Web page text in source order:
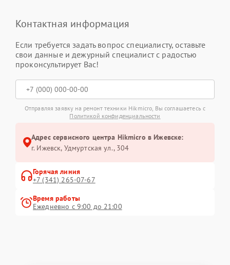
Контактная информация
Если требуется задать вопрос специалисту, оставьте
свои данные и дежурный специалист с радостью
проконсультирует Вас!
Отправляя заявку на ремонт техники Hikmicro, Вы соглашаетесь с
Политикой конфиденциальности
Адрес сервисного центра Hikmicro в Ижевске:
г. Ижевск, Удмуртская ул., 304
Горячая линия
+7 (341) 265-07-67
Время работы
Ежедневно с 9:00 до 21:00